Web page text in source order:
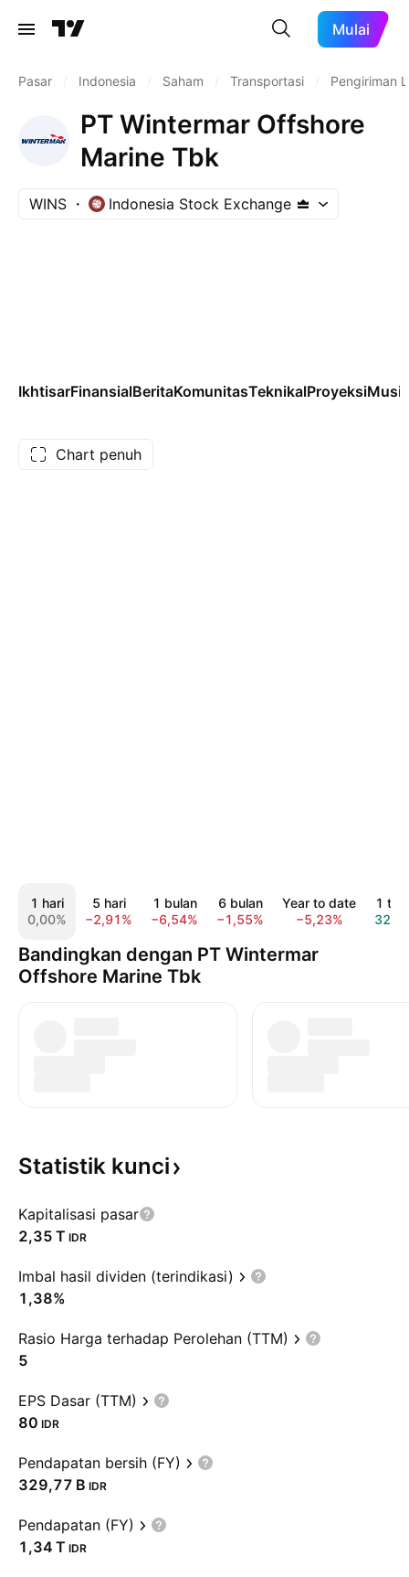
Mulai
Pasar Indonesia Saham Transportasi Pengiriman
PT Wintermar Offshore
Marine Tbk
WINS Indonesia Stock Exchange
IkhtisarFinansialBeritaKomunitasTeknikalProyeksi
Chart penuh
1 hari
0,00%
5 hari
−2,91%
1 bulan
−6,54%
6 bulan
−1,55%
Year to date
−5,23%
1
Bandingkan dengan PT Wintermar
Offshore Marine Tbk
Statistik kunci
Kapitalisasi pasar
‪2,35 T‬ IDR
Imbal hasil dividen (terindikasi)
1,38%
Rasio Harga terhadap Perolehan (TTM)
5
EPS Dasar (TTM)
80 IDR
Pendapatan bersih (FY)
‪329,77 B‬ IDR
Pendapatan (FY)
‪1,34 T‬ IDR